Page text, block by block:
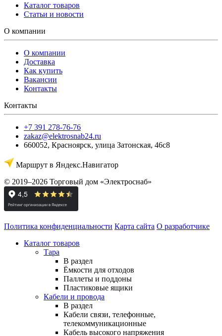
Каталог товаров
Статьи и новости
О компании
О компании
Доставка
Как купить
Вакансии
Контакты
Контакты
+7 391 278-76-76
zakaz@elektrosnab24.ru
660052, Красноярск, улица Затонская, 46с8
Маршрут в Яндекс.Навигатор
© 2019–2026 Торговый дом «Электроснаб»
Политика конфиденциальности Карта сайта О разработчике
Каталог товаров
Тара
В раздел
Ёмкости для отходов
Паллеты и поддоны
Пластиковые ящики
Кабели и провода
В раздел
Кабели связи, телефонные,
телекоммуникационные
Кабель высокого напряжения